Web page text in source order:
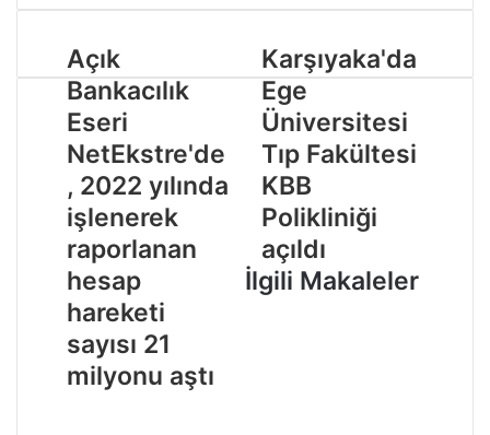
Açık
Bankacılık
Eseri
NetEkstre'de
, 2022 yılında
işlenerek
raporlanan
hesap
hareketi
sayısı 21
milyonu aştı
Karşıyaka'da
Ege
Üniversitesi
Tıp Fakültesi
KBB
Polikliniği
açıldı
İlgili Makaleler